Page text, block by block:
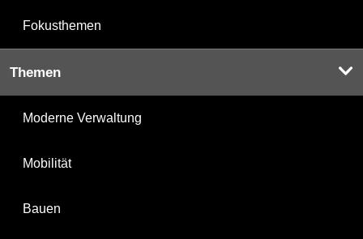
Fokusthemen
Themen
Moderne Verwaltung
Mobilität
Bauen